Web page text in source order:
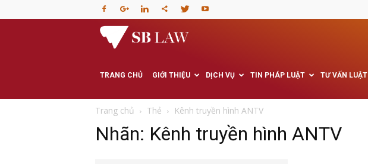
phòng
Luật
sư
TRANG CHỦ GIỚI THIỆU DỊCH VỤ TIN PHÁP LUẬT TƯ VẤN LUẬT
Trang chủ Thẻ Kênh truyền hình ANTV
Nhãn: Kênh truyền hình ANTV